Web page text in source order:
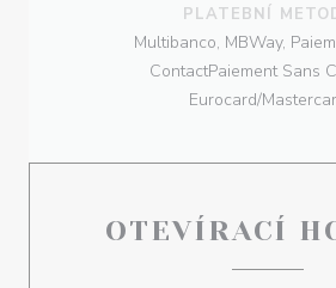
PLATEBNÍ
Multibanco, MBWay,
ContactPaiement Sans
Eurocard/
OTEVÍRACÍ